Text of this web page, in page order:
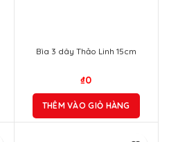
Bìa 3 dây Thảo Linh 15cm
₫0
THÊM VÀO GIỎ HÀNG